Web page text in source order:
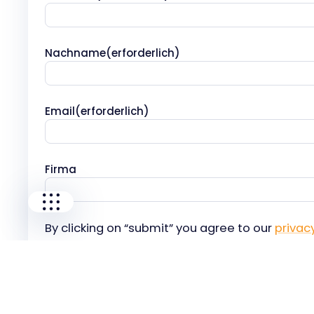
Our companies
MECOTEC
TECHNICAL ASSOCIATES
Nachname(erforderlich)
Email(erforderlich)
Firma
By clicking on “submit” you agree to our